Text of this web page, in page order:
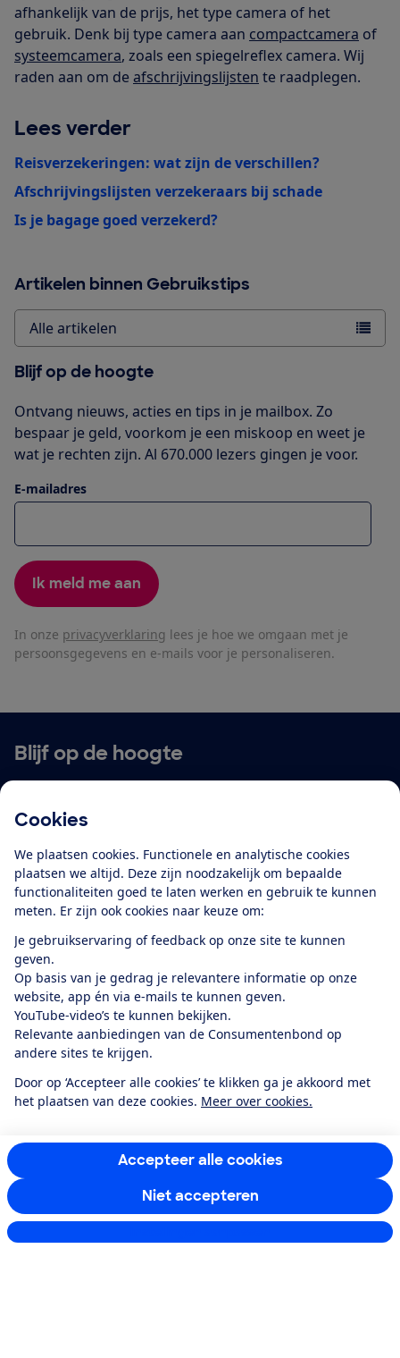
Cookies
We plaatsen cookies. Functionele en analytische cookies
plaatsen we altijd. Deze zijn noodzakelijk om bepaalde
functionaliteiten goed te laten werken en gebruik te kunnen
meten. Er zijn ook cookies naar keuze om:
Je gebruikservaring of feedback op onze site te kunnen
geven.
Op basis van je gedrag je relevantere informatie op onze
website, app én via e-mails te kunnen geven.
YouTube-video’s te kunnen bekijken.
Relevante aanbiedingen van de Consumentenbond op
andere sites te krijgen.
Door op ‘Accepteer alle cookies’ te klikken ga je akkoord met
het plaatsen van deze cookies. Meer over cookies.
Accepteer alle cookies
Niet accepteren
afhankelijk van de prijs, het type camera of het
gebruik. Denk bij type camera aan compactcamera of
systeemcamera, zoals een spiegelreflex camera. Wij
raden aan om deafschrijvingslijsten te raadplegen.
Lees verder
Reisverzekeringen: wat zijn de verschillen?
Afschrijvingslijsten verzekeraars bij schade
Is je bagage goed verzekerd?
Artikelen binnen Gebruikstips
Alle artikelen
Blijf op de hoogte
Ontvang nieuws, acties en tips in je mailbox. Zo
bespaar je geld, voorkom je een miskoop en weet je
wat je rechten zijn. Al 670.000 lezers gingen je voor.
E-mailadres
Ik meld me aan
In onze privacyverklaring lees je hoe we omgaan met je
persoonsgegevens en e-mails voor je personaliseren.
Blijf op de hoogte
privacyverklaring
E-mailadres
Ik meld me aan
Service & Contact
Over ons
Boeken & Bladen